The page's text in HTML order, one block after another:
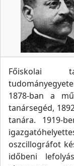
Főiskolai
1878-ban a
tanársegéd,
tanára. 1919-
oszcillográfot
időbeni